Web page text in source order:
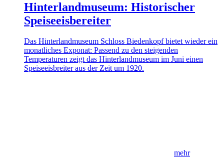
Hinterlandmuseum: Historischer
Speiseeisbereiter
Das Hinterlandmuseum Schloss Biedenkopf bietet wieder ein
monatliches Exponat: Passend zu den steigenden
Temperaturen zeigt das Hinterlandmuseum im Juni einen
Speiseeisbreiter aus der Zeit um 1920.
mehr